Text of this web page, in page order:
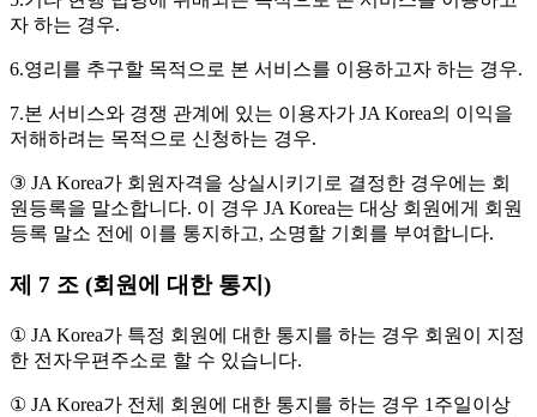
자 하는 경우.
6.영리를 추구할 목적으로 본 서비스를 이용하고자 하는 경우.
7.본 서비스와 경쟁 관계에 있는 이용자가 JA Korea의 이익을
저해하려는 목적으로 신청하는 경우.
③ JA Korea가 회원자격을 상실시키기로 결정한 경우에는 회
원등록을 말소합니다. 이 경우 JA Korea는 대상 회원에게 회원
등록 말소 전에 이를 통지하고, 소명할 기회를 부여합니다.
제 7 조 (회원에 대한 통지)
① JA Korea가 특정 회원에 대한 통지를 하는 경우 회원이 지정
한 전자우편주소로 할 수 있습니다.
① JA Korea가 전체 회원에 대한 통지를 하는 경우 1주일이상